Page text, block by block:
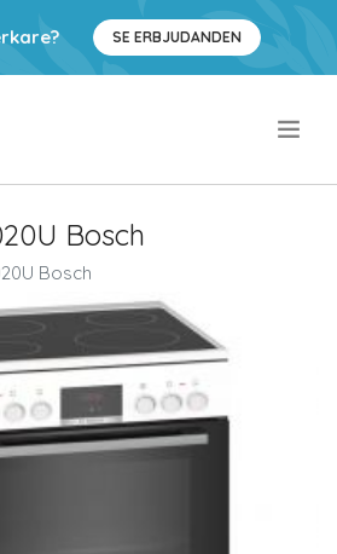
SE ERBJUDANDEN
Bosch
Bosch